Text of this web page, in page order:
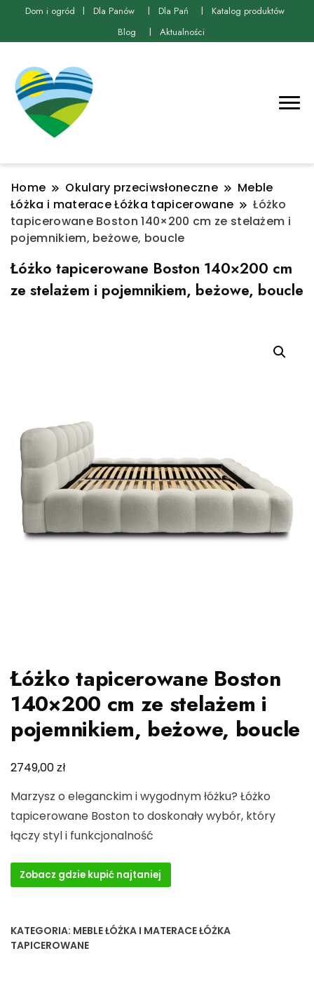
Dom i ogród Dla Panów Dla Pań
Katalog produktów
Blog
Aktualności
Home Okulary przeciwsłoneczne
Meble
Łóżka i materace Łóżka tapicerowane
Łóżko
tapicerowane Boston 140×200 cm ze stelażem i
pojemnikiem, beżowe, boucle
Łóżko tapicerowane Boston 140×200 cm
ze stelażem i pojemnikiem, beżowe, boucle
Łóżko tapicerowane Boston
140×200 cm ze stelażem i
pojemnikiem, beżowe, boucle
2749,00zł
Marzysz o eleganckim i wygodnym łóżku? Łóżko
tapicerowane Boston to doskonały wybór, który
łączy styl i funkcjonalność
Zobacz gdzie kupić najtaniej
KATEGORIA: MEBLE ŁÓŻKA I MATERACE ŁÓŻKA
TAPICEROWANE